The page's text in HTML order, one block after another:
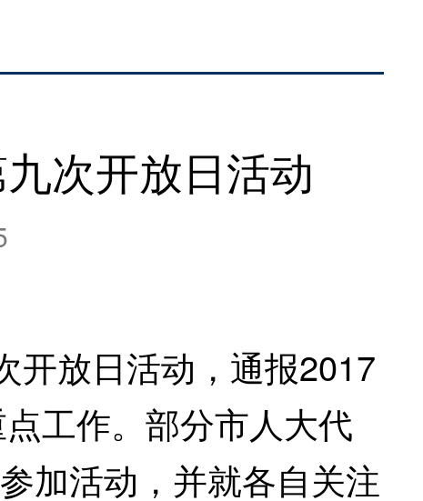
次开放日活动
放日活动，通报2017
工作。部分市人大代
加活动，并就各自关注